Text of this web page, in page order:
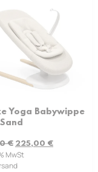
Yoga Babywippe
€ 225,00 €
MwSt